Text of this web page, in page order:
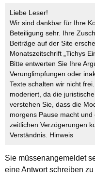
Liebe Leser!
Wir sind dankbar für Ihre
Beteiligung sehr. Ihre
Beiträge auf der Site
Monatszeitschrift „Tichys
Bitte entwerten Sie Ihre
Verunglimpfungen oder
Texte schalten wir nicht
moderiert, da die
verstehen Sie, dass die
morgens Pause macht
zeitlichen Verzögerungen
Verständnis. Hinweis
Sie müssenangemeldet
eine Antwort schreiben